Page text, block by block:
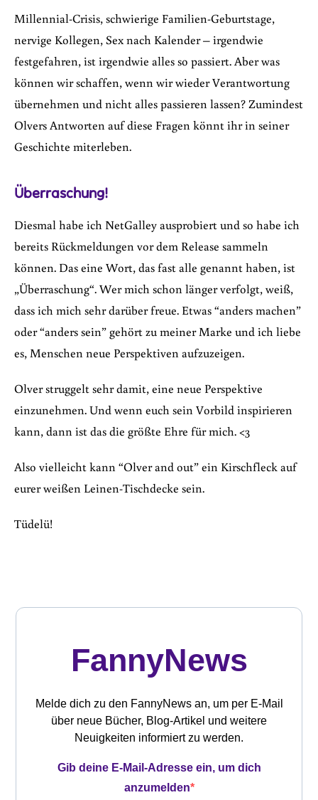
Millennial-Crisis, schwierige Familien-Geburtstage,
nervige Kollegen, Sex nach Kalender – irgendwie
festgefahren, ist irgendwie alles so passiert. Aber was
können wir schaffen, wenn wir wieder Verantwortung
übernehmen und nicht alles passieren lassen? Zumindest
Olvers Antworten auf diese Fragen könnt ihr in seiner
Geschichte miterleben.
Überraschung!
Diesmal habe ich NetGalley ausprobiert und so habe ich
bereits Rückmeldungen vor dem Release sammeln
können. Das eine Wort, das fast alle genannt haben, ist
„Überraschung“. Wer mich schon länger verfolgt, weiß,
dass ich mich sehr darüber freue. Etwas “anders machen”
oder “anders sein” gehört zu meiner Marke und ich liebe
es, Menschen neue Perspektiven aufzuzeigen.
Olver struggelt sehr damit, eine neue Perspektive
einzunehmen. Und wenn euch sein Vorbild inspirieren
kann, dann ist das die größte Ehre für mich. <3
Also vielleicht kann “Olver and out” ein Kirschfleck auf
eurer weißen Leinen-Tischdecke sein.
Tüdelü!
FannyNews
Melde dich zu den FannyNews an, um per E-Mail
über neue Bücher, Blog-Artikel und weitere
Neuigkeiten informiert zu werden.
Gib deine E-Mail-Adresse ein, um dich
anzumelden